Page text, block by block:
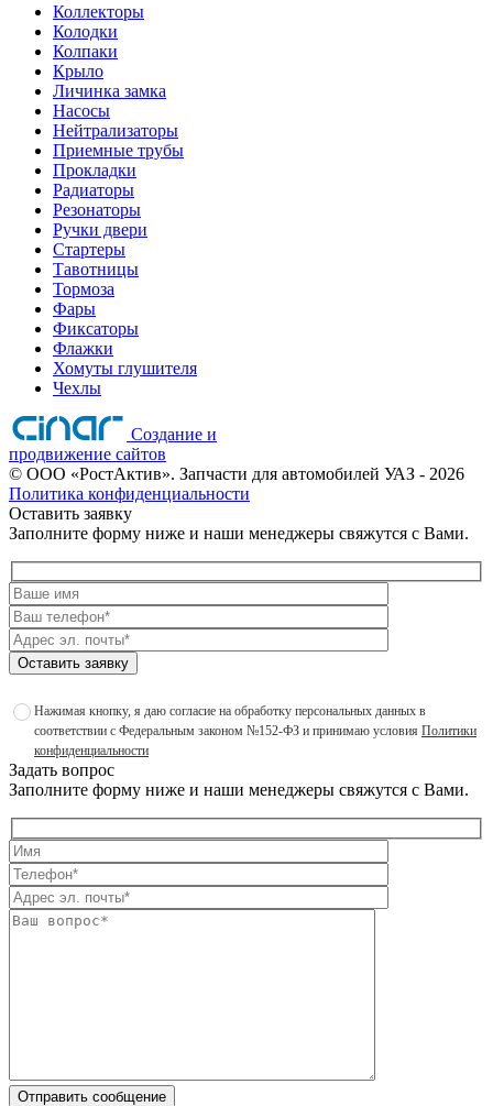
Коллекторы
Колодки
Колпаки
Крыло
Личинка замка
Насосы
Нейтрализаторы
Приемные трубы
Прокладки
Радиаторы
Резонаторы
Ручки двери
Стартеры
Тавотницы
Тормоза
Фары
Фиксаторы
Флажки
Хомуты глушителя
Чехлы
Создание и
продвижение сайтов
© ООО «РостАктив». Запчасти для автомобилей УАЗ - 2026
Политика конфиденциальности
Оставить заявку
Заполните форму ниже и наши менеджеры свяжутся с Вами.
Оставить заявку
Нажимая кнопку, я даю согласие на обработку персональных данных в
соответствии с Федеральным законом №152-ФЗ и принимаю условия Политики
конфиденциальности
Задать вопрос
Заполните форму ниже и наши менеджеры свяжутся с Вами.
Отправить сообщение